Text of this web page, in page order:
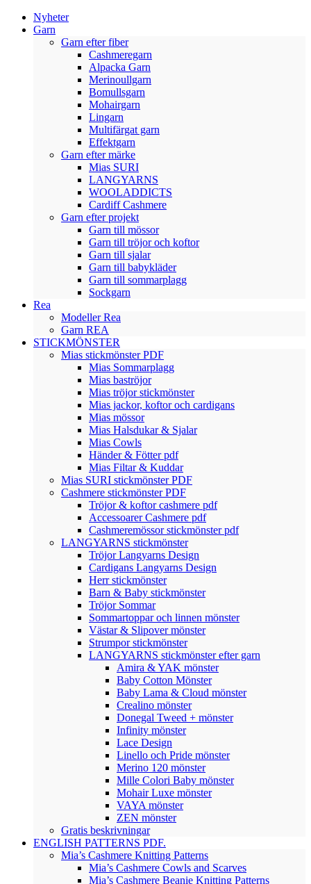
Nyheter
Garn
Garn efter fiber
Cashmeregarn
Alpacka Garn
Merinoullgarn
Bomullsgarn
Mohairgarn
Lingarn
Multifärgat garn
Effektgarn
Garn efter märke
Mias SURI
LANGYARNS
WOOLADDICTS
Cardiff Cashmere
Garn efter projekt
Garn till mössor
Garn till tröjor och koftor
Garn till sjalar
Garn till babykläder
Garn till sommarplagg
Sockgarn
Rea
Modeller Rea
Garn REA
STICKMÖNSTER
Mias stickmönster PDF
Mias Sommarplagg
Mias baströjor
Mias tröjor stickmönster
Mias jackor, koftor och cardigans
Mias mössor
Mias Halsdukar & Sjalar
Mias Cowls
Händer & Fötter pdf
Mias Filtar & Kuddar
Mias SURI stickmönster PDF
Cashmere stickmönster PDF
Tröjor & koftor cashmere pdf
Accessoarer Cashmere pdf
Cashmeremössor stickmönster pdf
LANGYARNS stickmönster
Tröjor Langyarns Design
Cardigans Langyarns Design
Herr stickmönster
Barn & Baby stickmönster
Tröjor Sommar
Sommartoppar och linnen mönster
Västar & Slipover mönster
Strumpor stickmönster
LANGYARNS stickmönster efter garn
Amira & YAK mönster
Baby Cotton Mönster
Baby Lama & Cloud mönster
Crealino mönster
Donegal Tweed + mönster
Infinity mönster
Lace Design
Linello och Pride mönster
Merino 120 mönster
Mille Colori Baby mönster
Mohair Luxe mönster
VAYA mönster
ZEN mönster
Gratis beskrivningar
ENGLISH PATTERNS PDF.
Mia’s Cashmere Knitting Patterns
Mia’s Cashmere Cowls and Scarves
Mia’s Cashmere Beanie Knitting Patterns